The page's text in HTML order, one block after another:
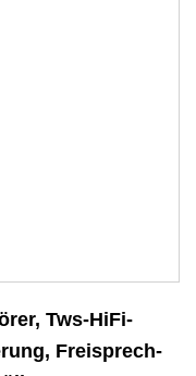
Tws-HiFi-
Freisprech-